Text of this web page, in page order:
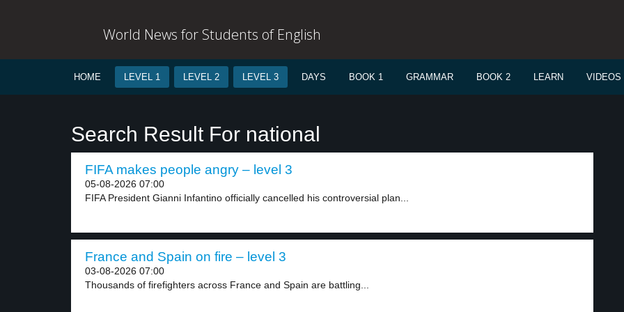
World News for Students of English
HOME LEVEL 1 LEVEL 2 LEVEL 3 DAYS BOOK 1 GRAMMAR BOOK 2 LEARN VIDEOS
Search Result For national
FIFA makes people angry – level 3
05-08-2026 07:00
FIFA President Gianni Infantino officially cancelled his controversial plan...
France and Spain on fire – level 3
03-08-2026 07:00
Thousands of firefighters across France and Spain are battling...